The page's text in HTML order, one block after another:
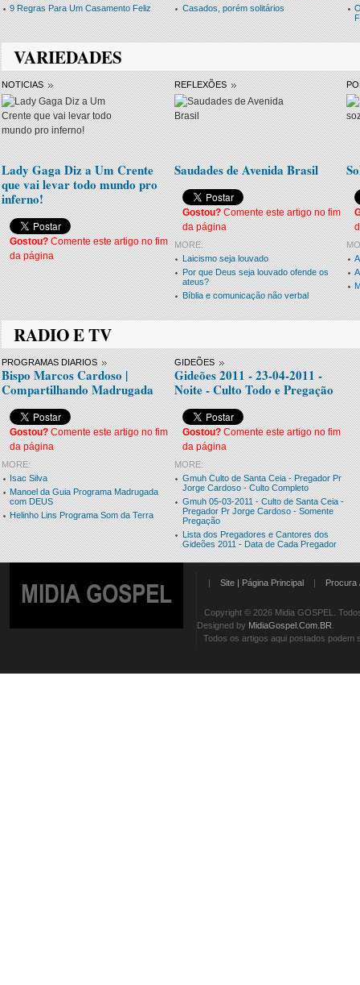
9 Regras Para Um Casamento Feliz
Casados, porém solitários
VARIEDADES
NOTICIAS
Lady Gaga Diz a Um Crente
que vai levar todo mundo pro
inferno!
Gostou?Comente este artigo no fim
da página
REFLEXÕES
Saudades de Avenida Brasil
Gostou?Comente este artigo no fim
da página
MORE:
Laicismo seja louvado
Por que Deus seja louvado ofende os
ateus?
Bíblia e comunicação não verbal
RADIO E TV
PROGRAMAS DIARIOS
Bispo Marcos Cardoso |
Compartilhando Madrugada
Gostou?Comente este artigo no fim
da página
MORE:
Isac Silva
Manoel da Guia Programa Madrugada
com DEUS
Helinho Lins Programa Som da Terra
GIDEÕES
Gideões 2011 - 23-04-2011 -
Noite - Culto Todo e Pregação
Gostou?Comente este artigo no fim
da página
MORE:
Gmuh Culto de Santa Ceia - Pregador Pr
Jorge Cardoso - Culto Completo
Gmuh 05-03-2011 - Culto de Santa Ceia -
Pregador Pr Jorge Cardoso - Somente
Pregação
Lista dos Pregadores e Cantores dos
Gideões 2011 - Data de Cada Pregador
MIDIA GOSPEL | Site | Página Principal | Procura
Copyright © 2026 Midia GOSPEL.
Designed by MidiaGospel.Com.BR
Todos os artigos aqui postados podem